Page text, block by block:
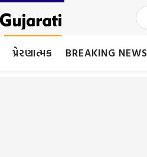
પ્રેરણાત્મક BREAKING NEWS